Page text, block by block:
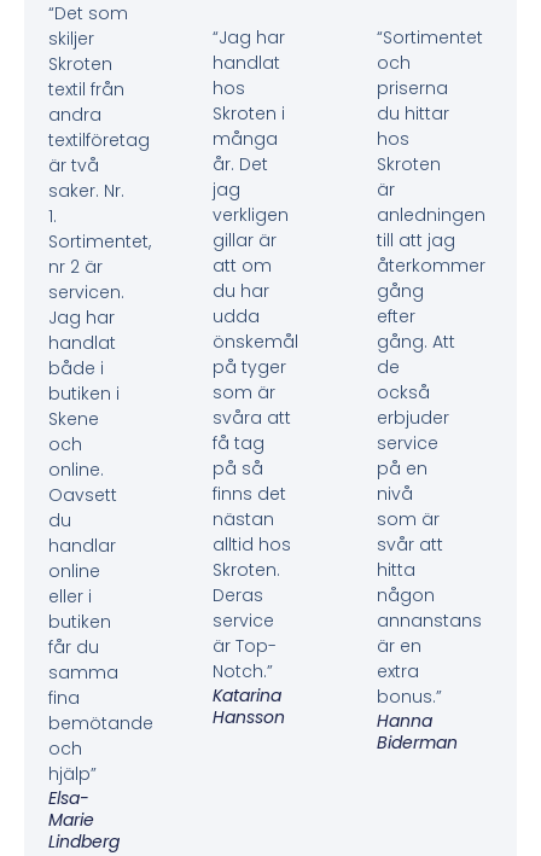
“Det som
skiljer
Skroten
textil från
andra
textilföretag
är två
saker. Nr.
1.
Sortimentet,
nr 2 är
servicen.
Jag har
handlat
både i
butiken i
Skene
och
online.
Oavsett
du
handlar
online
eller i
butiken
får du
samma
fina
bemötande
och
hjälp”
Elsa-
Marie
Lindberg
“Jag har
handlat
hos
Skroten i
många
år. Det
jag
verkligen
gillar är
att om
du har
udda
önskemål
på tyger
som är
svåra att
få tag
på så
finns det
nästan
alltid hos
Skroten.
Deras
service
är Top-
Notch.”
Katarina
Hansson
“Sortimentet
och
priserna
du hittar
hos
Skroten
är
anledningen
till att jag
återkommer
gång
efter
gång. Att
de
också
erbjuder
service
på en
nivå
som är
svår att
hitta
någon
annanstans
är en
extra
bonus.”
Hanna
Biderman